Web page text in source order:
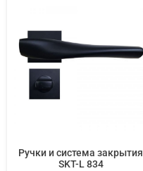
Ручки и система закрытия
SKT-L 834